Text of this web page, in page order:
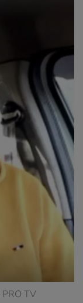
TV